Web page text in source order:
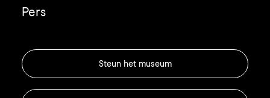
Pers
Steun het museum